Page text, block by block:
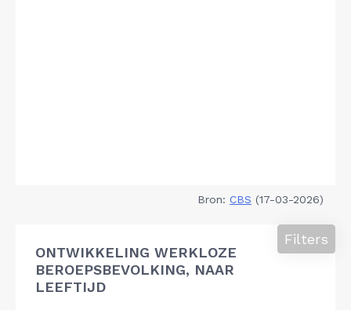
Bron: CBS (17-03-2026)
ONTWIKKELING WERKLOZE
BEROEPSBEVOLKING, NAAR
LEEFTIJD
Filters